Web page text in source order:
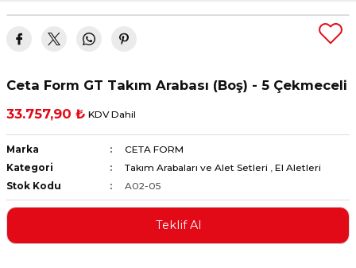
ve Multimetreler
ve Penseler
Ceta Form GT Takım Arabası (Boş) - 5 Çekmeceli
33.757,90 ₺ KDV Dahil
Marka
CETA FORM
Kategori
Takım Arabaları ve Alet Setleri , El Aletleri
Stok Kodu
A02-05
Teklif Al